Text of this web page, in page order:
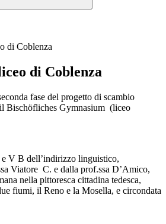
di Coblenza
di Coblenza
fase del progetto di scambio
Bischöfliches Gymnasium (liceo
V B dell’indirizzo linguistico,
Viatore C. e dalla prof.ssa D’Amico,
nella pittoresca cittadina tedesca,
fiumi, il Reno e la Mosella, e circondata